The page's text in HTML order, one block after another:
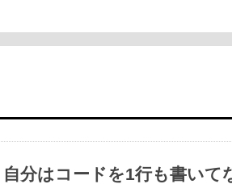
自分はコードを1行も書いて